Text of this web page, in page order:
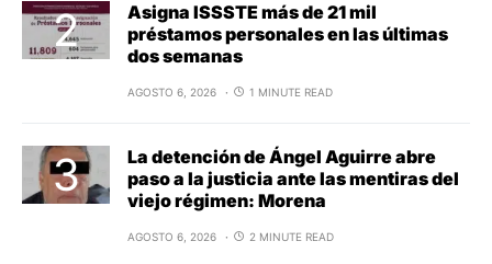
Asigna ISSSTE más de 21 mil
préstamos personales en las últimas
dos semanas
AGOSTO 6, 2026 1 MINUTE READ
La detención de Ángel Aguirre abre
paso a la justicia ante las mentiras del
viejo régimen: Morena
AGOSTO 6, 2026 2 MINUTE READ